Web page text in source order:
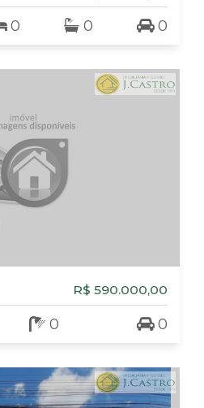
0 0 0
R$ 590.000,00
0 0